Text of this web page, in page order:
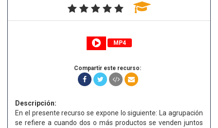
MP4
Compartir este recurso:
Descripción:
En el presente recurso se expone lo siguiente: La agrupación
se refiere a cuando dos o más productos se venden juntos